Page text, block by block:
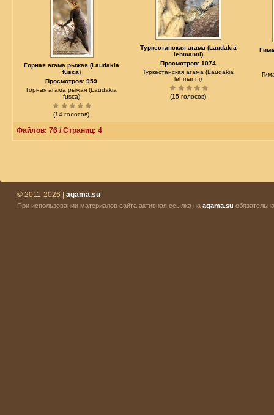
Горная агама рыжая (Laudakia
fusca)
Просмотров: 959
Горная агама рыжая (Laudakia
fusca)
(14 голосов)
Туркестанская агама (Laudakia
lehmanni)
Просмотров: 1074
Туркестанская агама (Laudakia
lehmanni)
(15 голосов)
Файлов: 76 / Страниц: 4
© 2011-2026 | agama.su
При использовании материалов сайта активная ссылка на agama.su